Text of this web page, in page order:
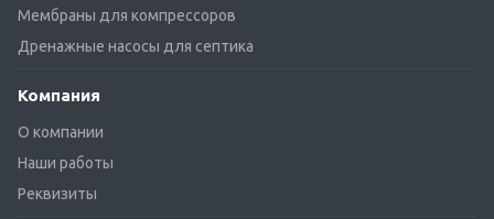
Мембраны для компрессоров
Дренажные насосы для септика
Компания
О компании
Наши работы
Реквизиты